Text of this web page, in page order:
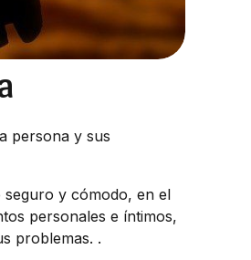
persona y sus
seguro y cómodo, en el
personales e íntimos,
problemas. .